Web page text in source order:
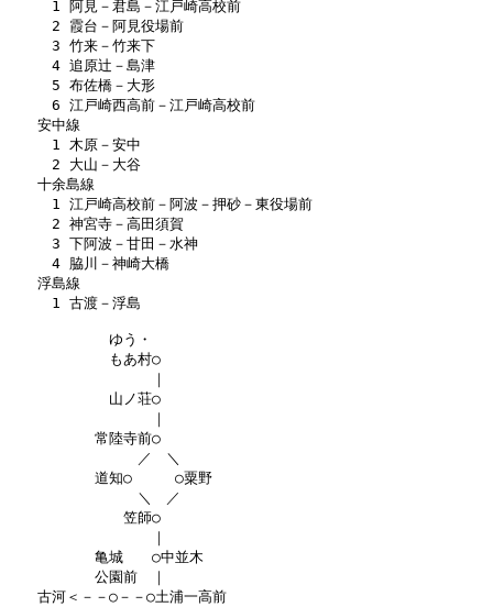
1 阿見－君島－江戸崎高校前
2 霞台－阿見役場前
3 竹来－竹来下
4 追原辻－島津
5 布佐橋－大形
6 江戸崎西高前－江戸崎高校前
安中線
1 木原－安中
2 大山－大谷
十余島線
1 江戸崎高校前－阿波－押砂－東役場前
2 神宮寺－高田須賀
3 下阿波－甘田－水神
4 脇川－神崎大橋
浮島線
1 古渡－浮島
ゆう・
もあ村○
｜
山ノ荘○
｜
常陸寺前○
／　＼
道知○　　　○粟野
＼　／
笠師○
｜
亀城　　○中並木
公園前　｜
古河＜－－○－－○土浦一高前